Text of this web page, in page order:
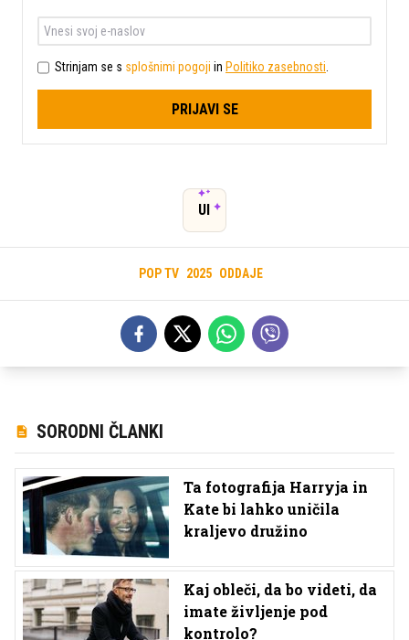
Strinjam se s splošnimi pogoji in Politiko zasebnosti
PRIJAVI SE
UI
POP TV 2025 ODDAJE
SORODNI ČLANKI
Ta fotografija Harryja in
Kate bi lahko uničila
kraljevo družino
Kaj obleči, da bo videti, da
imate življenje pod
kontrolo?